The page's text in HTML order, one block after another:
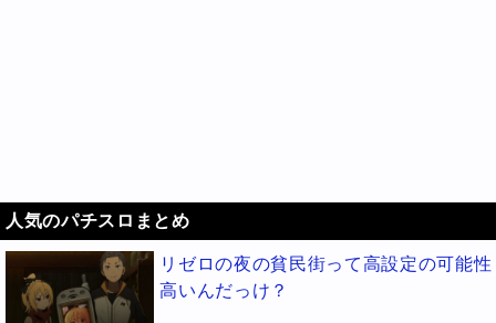
人気のパチスロまとめ
リゼロの夜の貧民街って高設定の可能性
高いんだっけ？